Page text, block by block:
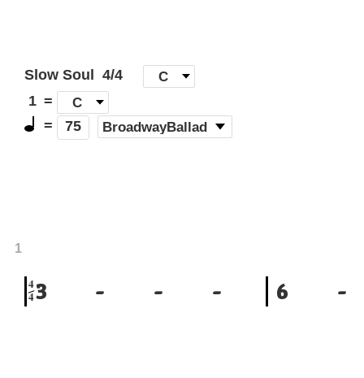
Slow Soul 4/4 C
]
1 =
C
=
75 (BroadwayBallad)
3 - - -
4
4
1
6 -